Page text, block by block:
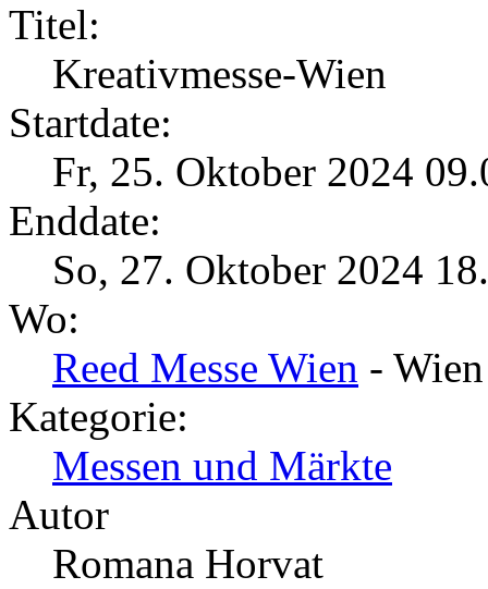
Titel:
Kreativmesse-Wien
Startdate:
Fr, 25. Oktober 2024
Enddate:
So, 27. Oktober 2024
Wo:
Reed Messe Wien - Wien
Kategorie:
Messen und Märkte
Autor
Romana Horvat